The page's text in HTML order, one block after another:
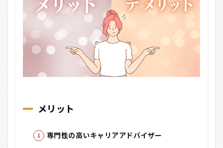
メリット
専門性の高いキャリアアドバイザー